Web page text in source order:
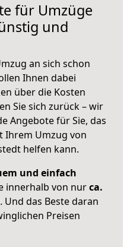
für Umzüge
und
an sich schon
Ihnen dabei
über die Kosten
Sie sich zurück – wir
Angebote für Sie, das
Ihrem Umzug von
helfen kann.
und einfach
innerhalb von nurca.
Und das Beste daran
Preisen